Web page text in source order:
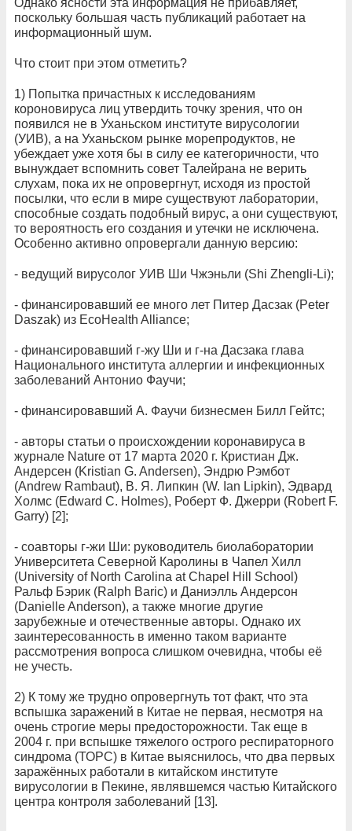
поскольку большая часть публикаций работает на
информационный шум.
Что стоит при этом отметить?
1) Попытка причастных к исследованиям
короновируса лиц утвердить точку зрения, что он
появился не в Уханьском институте вирусологии
(УИВ), а на Уханьском рынке морепродуктов, не
убеждает уже хотя бы в силу ее категоричности, что
вынуждает вспомнить совет Талейрана не верить
слухам, пока их не опровергнут, исходя из простой
посылки, что если в мире существуют лаборатории,
способные создать подобный вирус, а они существуют,
то вероятность его создания и утечки не исключена.
Особенно активно опровергали данную версию:
- ведущий вирусолог УИВ Ши Чжэньли (Shi Zhengli-Li);
- финансировавший ее много лет Питер Дасзак (Peter
Daszak) из EcoHealth Alliance;
- финансировавший г-жу Ши и г-на Дасзака глава
Национального института аллергии и инфекционных
заболеваний Антонио Фаучи;
- финансировавший А. Фаучи бизнесмен Билл Гейтс;
- авторы статьи о происхождении коронавируса в
журнале Nature от 17 марта 2020 г. Кристиан Дж.
Андерсен (Kristian G. Andersen), Эндрю Рэмбот
(Andrew Rambaut), В. Я. Липкин (W. Ian Lipkin), Эдвард
Холмс (Edward C. Holmes), Роберт Ф. Джерри (Robert F.
Garry) [2];
- соавторы г-жи Ши: руководитель биолаборатории
Университета Северной Каролины в Чапел Хилл
(University of North Carolina at Chapel Hill School)
Ральф Бэрик (Ralph Baric) и Даниэлль Андерсон
(Danielle Anderson), а также многие другие
зарубежные и отечественные авторы. Однако их
заинтересованность в именно таком варианте
рассмотрения вопроса слишком очевидна, чтобы её
не учесть.
2) К тому же трудно опровергнуть тот факт, что эта
вспышка заражений в Китае не первая, несмотря на
очень строгие меры предосторожности. Так еще в
2004 г. при вспышке тяжелого острого респираторного
синдрома (ТОРС) в Китае выяснилось, что два первых
заражённых работали в китайском институте
вирусологии в Пекине, являвшемся частью Китайского
центра контроля заболеваний [13].